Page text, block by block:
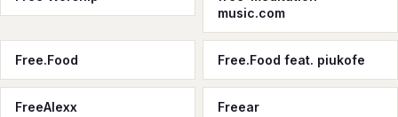
music.com
Free.Food Free.Food feat. piukofe
FreeAlexx Freear